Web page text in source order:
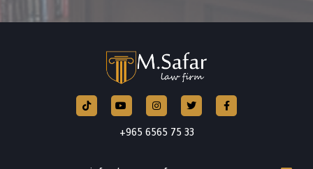
Facebook
Twitter
Instagram
Tiktok
33 75 6565 965+